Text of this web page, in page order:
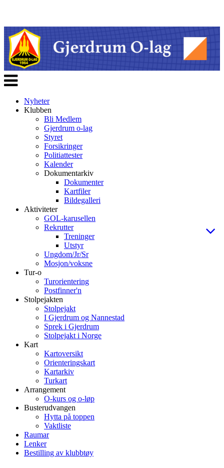
Veksle
navigasjon
Nyheter
Klubben
Bli Medlem
Gjerdrum o-lag
Styret
Forsikringer
Politiattester
Kalender
Dokumentarkiv
Dokumenter
Kartfiler
Bildegalleri
Aktiviteter
GOL-karusellen
Rekrutter
Treninger
Utstyr
Ungdom/Jr/Sr
Mosjon/voksne
Tur-o
Turorientering
Postfinner'n
Stolpejakten
Stolpejakt
I Gjerdrum og Nannestad
Sprek i Gjerdrum
Stolpejakt i Norge
Kart
Kartoversikt
Orienteringskart
Kartarkiv
Turkart
Arrangement
O-kurs og o-løp
Busterudvangen
Hytta på toppen
Vaktliste
Raumar
Lenker
Bestilling av klubbtøy